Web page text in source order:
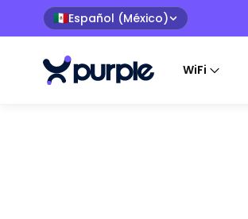
🇲🇽Español (México)
WiFi